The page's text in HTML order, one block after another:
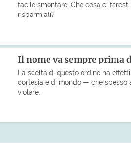
facile smontare. Che cosa ci
risparmiati?
Il nome va sempre prima
La scelta di questo ordine ha
cortesia e di mondo — che spesso
violare.